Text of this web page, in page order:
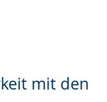
mit den